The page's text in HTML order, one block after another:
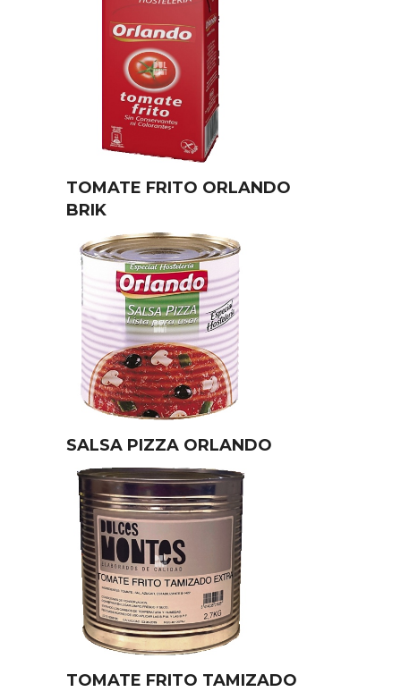
TOMATE FRITO ORLANDO
BRIK
SALSA PIZZA ORLANDO
TOMATE FRITO TAMIZADO